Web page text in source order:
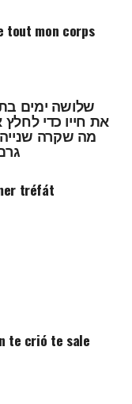
tout mon corps
שלושה ימים
את חייו כדי
מה שקרה
tréfát
te crió te sale